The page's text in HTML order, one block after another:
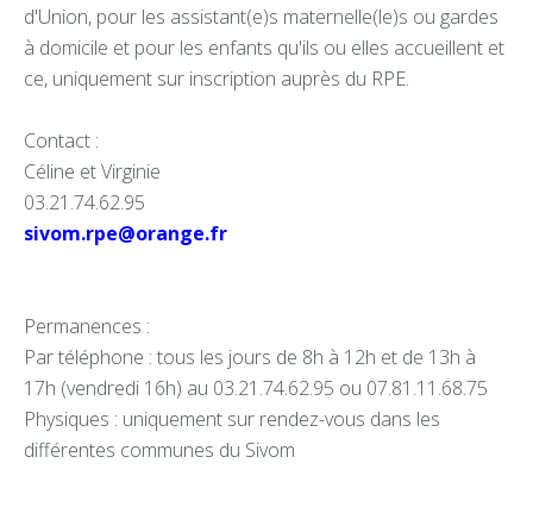
d'Union, pour les assistant(e)s maternelle(le)s ou gardes
à domicile et pour les enfants qu'ils ou elles accueillent et
ce, uniquement sur inscription auprès du RPE.
Contact :
Céline et Virginie
03.21.74.62.95
sivom.rpe@orange.fr
Permanences :
Par téléphone : tous les jours de 8h à 12h et de 13h à
17h (vendredi 16h) au 03.21.74.62.95 ou 07.81.11.68.75
Physiques : uniquement sur rendez-vous dans les
différentes communes du Sivom